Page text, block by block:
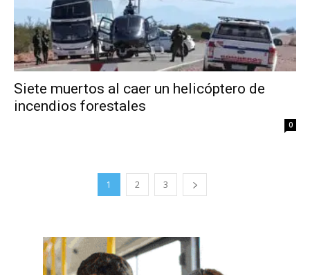
Siete muertos al caer un helicóptero de
incendios forestales
0
1 2 3